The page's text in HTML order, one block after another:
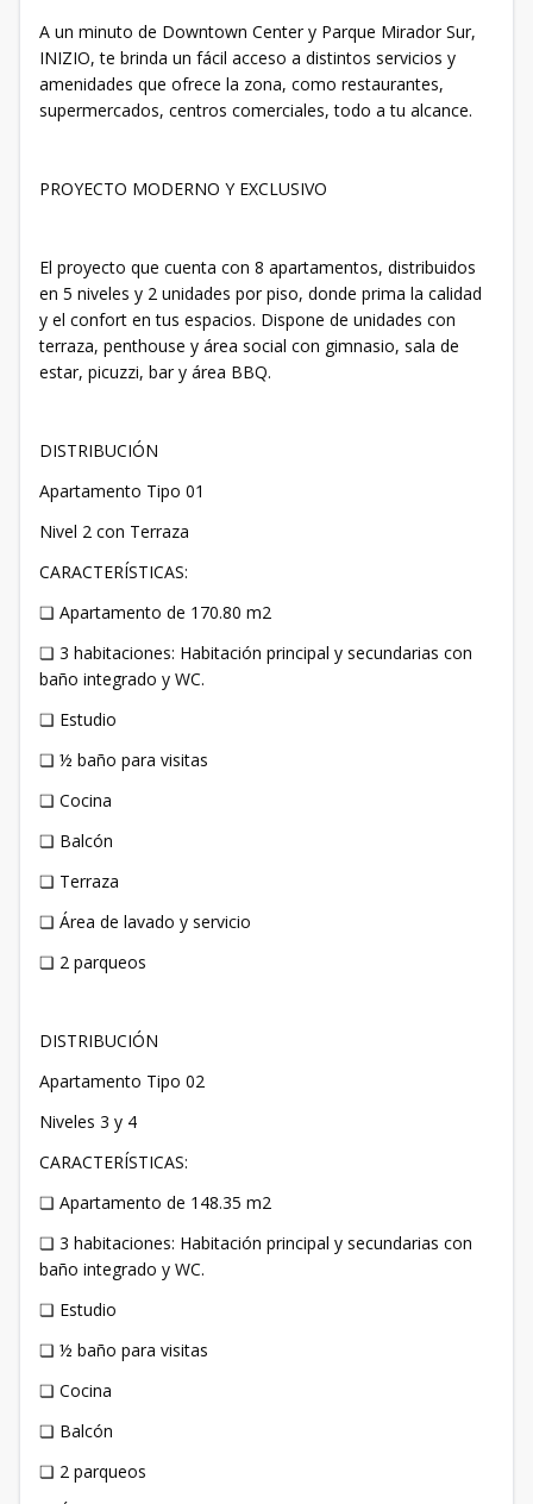
A un minuto de Downtown Center y Parque Mirador Sur,
INIZIO, te brinda un fácil acceso a distintos servicios y
amenidades que ofrece la zona, como restaurantes,
supermercados, centros comerciales, todo a tu alcance.
PROYECTO MODERNO Y EXCLUSIVO
El proyecto que cuenta con 8 apartamentos, distribuidos
en 5 niveles y 2 unidades por piso, donde prima la calidad
y el confort en tus espacios. Dispone de unidades con
terraza, penthouse y área social con gimnasio, sala de
estar, picuzzi, bar y área BBQ.
DISTRIBUCIÓN
Apartamento Tipo 01
Nivel 2 con Terraza
CARACTERÍSTICAS:
❏ Apartamento de 170.80 m2
❏ 3 habitaciones: Habitación principal y secundarias con
baño integrado y WC.
❏ Estudio
❏ ½ baño para visitas
❏ Cocina
❏ Balcón
❏ Terraza
❏ Área de lavado y servicio
❏ 2 parqueos
DISTRIBUCIÓN
Apartamento Tipo 02
Niveles 3 y 4
CARACTERÍSTICAS:
❏ Apartamento de 148.35 m2
❏ 3 habitaciones: Habitación principal y secundarias con
baño integrado y WC.
❏ Estudio
❏ ½ baño para visitas
❏ Cocina
❏ Balcón
❏ 2 parqueos